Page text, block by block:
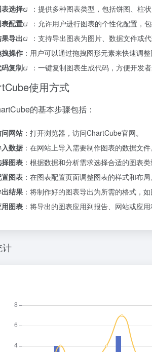
表选择
：提供多种图表类型，包括饼图、柱
表配置
：允许用户进行图表的个性化配置，
导出
：支持导出图表为图片、数据文件或
操作 ：用户可以通过拖拽图形元素来快速调整
复制
：一键复制图表生成代码，方便开发
使用方式
的基本步骤包括：
网站 ：打开浏览器，访问ChartCube官网。
数据 ：在网站上导入需要制作图表的数据文件
图表 ：根据数据和分析需求选择合适的图表类
图表 ：在图表配置页面调整图表的样式和布局
结果 ：将制作好的图表导出为所需的格式，如
图表 ：将导出的图表应用到报告、网站或应用
计